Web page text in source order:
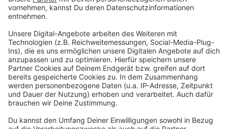
und rund 5 Millionen Euro kosten. Eine Förderung durch
den VRR in Höhe von rund 3,9 Millionen Euro ist
beantragt und wird zurzeit geprüft.
Anzeige
Weitere Infos und Links zum Thema:
Anzeige